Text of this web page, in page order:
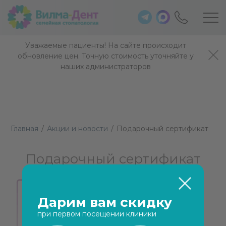
Уважаемые пациенты! На сайте происходит
обновление цен. Точную стоимость уточняйте у
наших администраторов
Главная / Акции и новости / Подарочный сертификат
Подарочный сертификат
Дарим вам скидку
при первом посещении клиники